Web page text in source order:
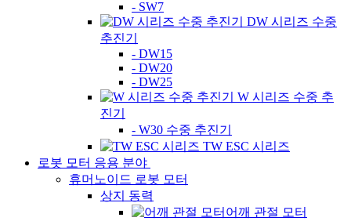
- SW7
DW 시리즈 수중
추진기
- DW15
- DW20
- DW25
W 시리즈 수중 추
진기
- W30 수중 추진기
TW ESC 시리즈
로봇 모터 응용 분야
휴머노이드 로봇 모터
상지 동력
어깨 관절 모터